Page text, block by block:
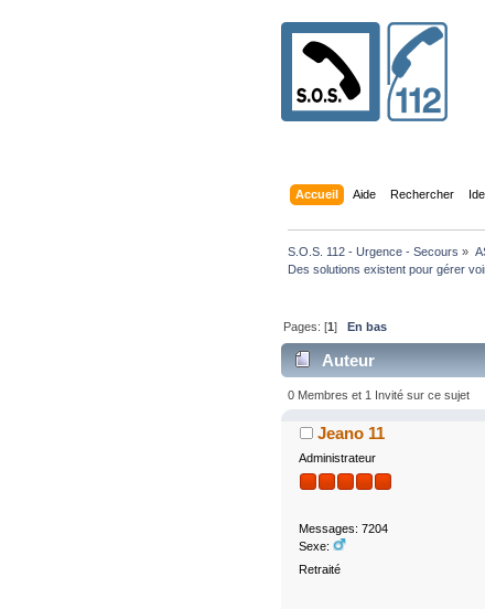
Accueil Aide Rechercher
S.O.S. 112 - Urgence - Secours »
Des solutions existent pour gérer
Pages: [1]En bas
Auteur
0 Membres et 1 Invité sur ce sujet
Jeano 11
Administrateur
Messages: 7204
Sexe:
Retraité